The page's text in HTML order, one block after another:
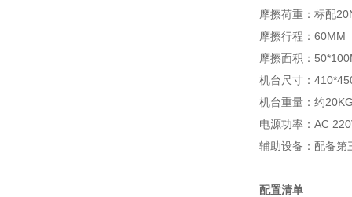
摩擦荷重：标配
摩擦行程：60MM
摩擦面积：
机台尺寸：
机台重量：约
电源功率：AC
辅助设备：配备第
配置清单